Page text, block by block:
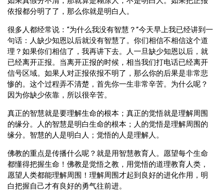
依报都分明了了，那么你就是明白人。
很多人都经常说：“为什么我没有智慧？”今天早上我已经讲到一
句话：人缺少知恩以后就没有智慧了。你们相信不相信这个道
理？如果你们相信了，我再讲下去。人一旦缺少知恩以后，就
已经离开正报。当离开正报的时候，相当我们打电话已经离开
信号区域。如果人对正报依报不明了，那么你的后果是非常悲
惨的。这个过程弄不清楚，首先你一生非常辛苦。为什么呢？
因为你缺少依靠，所以很辛苦。
真正的智慧就是要理解生命的根本；真正的觉悟就是理解周围
的缘分。人的智慧是明白生命的根本；人的觉悟是理解周围的
缘分。智慧的人是明白人；觉悟的人是理解人。
佛教的重点是传播什么呢？就是用智慧教育人。愿望每个生命
都懂得把握生命！佛教是觉悟之教，用觉悟的道理教育人类，
愿望人类都能理解周围！理解周围才起到良好的进化作用，明
白把握自己才有良好的勇气往前进。